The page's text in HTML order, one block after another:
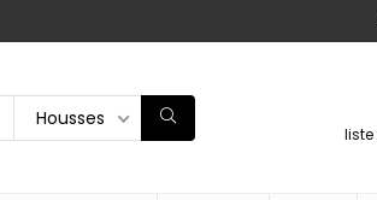
Housses